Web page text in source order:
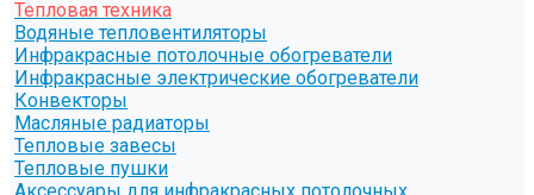
Тепловая техника
Водяные тепловентиляторы
Инфракрасные потолочные обогреватели
Инфракрасные электрические обогреватели
Конвекторы
Масляные радиаторы
Тепловые завесы
Тепловые пушки